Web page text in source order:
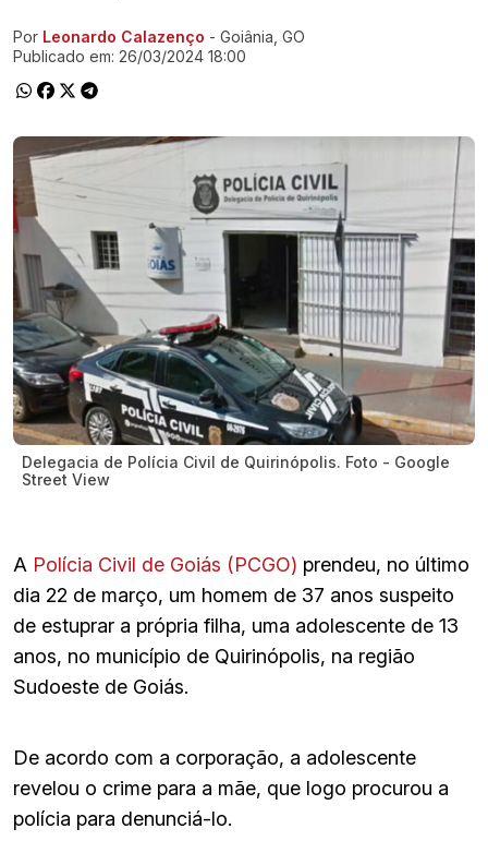
Ir direto pra matéria
Por Leonardo Calazenço - Goiânia, GO
Publicado em: 26/03/2024 18:00
Delegacia de Polícia Civil de Quirinópolis. Foto - Google
Street View
A Polícia Civil de Goiás (PCGO) prendeu, no último
dia 22 de março, um homem de 37 anos suspeito
de estuprar a própria filha, uma adolescente de 13
anos, no município de Quirinópolis, na região
Sudoeste de Goiás.
De acordo com a corporação, a adolescente
revelou o crime para a mãe, que logo procurou a
polícia para denunciá-lo.